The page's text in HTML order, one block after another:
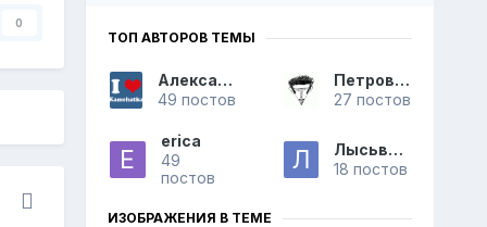
0
ТОП АВТОРОВ ТЕМЫ
Александр
49 постов
Петрович
27 постов
erica
49
постов
Лысьва15
18 постов
ИЗОБРАЖЕНИЯ В ТЕМЕ